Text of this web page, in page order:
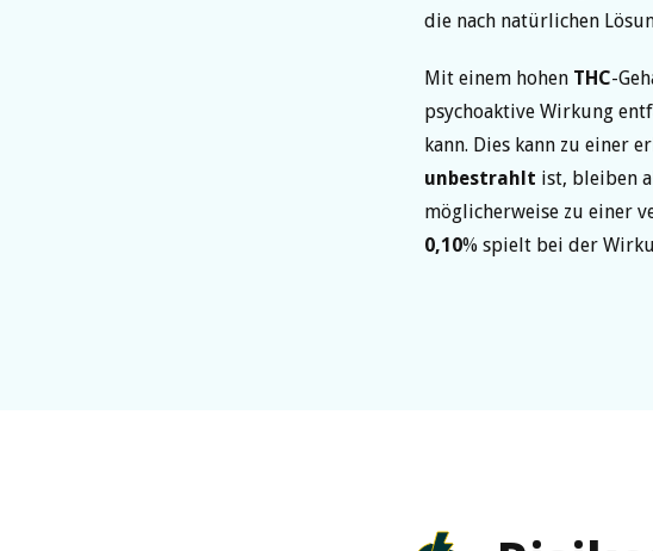
die nach natürlichen
Mit einem hohen THC-
psychoaktive Wirkung
kann. Dies kann zu einer
unbestrahlt ist, bleiben
möglicherweise zu einer
0,10% spielt bei der